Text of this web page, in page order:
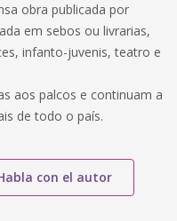
obra publicada por
em sebos ou livrarias,
infanto-juvenis, teatro e
aos palcos e continuam a
de todo o país.
con el autor